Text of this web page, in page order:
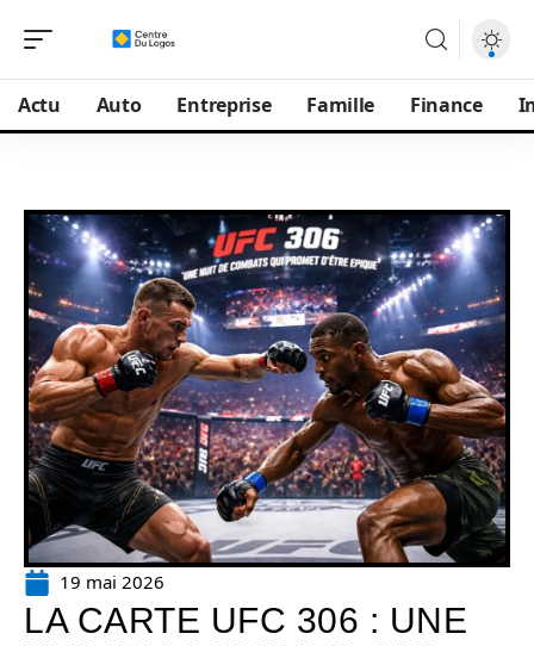
Actu Auto Entreprise Famille Finance
19 mai 2026
LA CARTE UFC 306 : UNE